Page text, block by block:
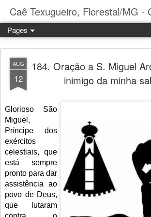
Pages
AUG
12
184. Oração a S. Miguel
inimigo da minha
Glorioso São
Miguel ,
Príncipe dos
exércitos
celestiais, que
está sempre
pronto para dar
assistência ao
povo de Deus,
que lutaram